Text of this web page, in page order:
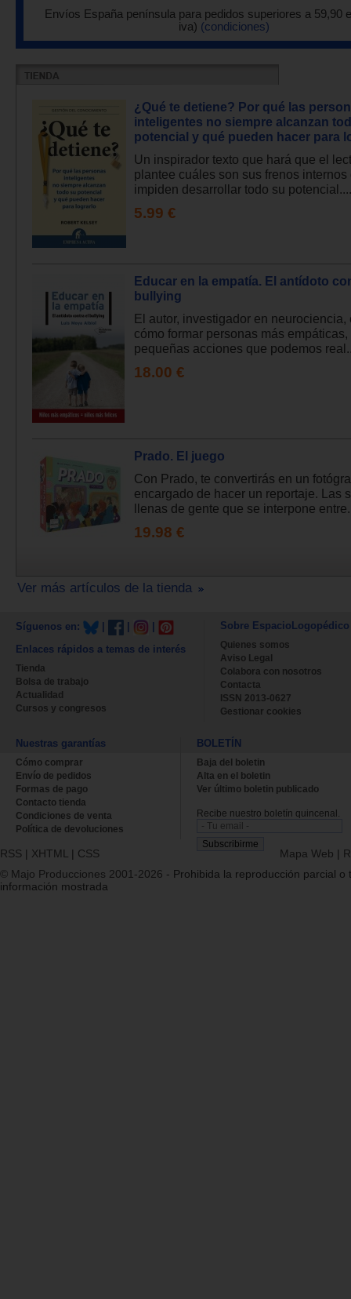
Envíos España península para pedidos superiores a 59,90
iva) (condiciones)
¿Qué te detiene? Por qué las
inteligentes no siempre alcanzan
potencial y qué pueden hacer para
Un inspirador texto que hará que el
plantee cuáles son sus frenos internos
impiden desarrollar todo su potencial....
5.99 €
Educar en la empatía. El antídoto
bullying
El autor, investigador en neurociencia,
cómo formar personas más
pequeñas acciones que podemos
18.00 €
Prado. El juego
Con Prado, te convertirás en un
encargado de hacer un reportaje. Las
llenas de gente que se interpone
19.98 €
Ver más artículos de la tienda
Síguenos en:
Enlaces rápidos a temas de interés
Tienda
Bolsa de trabajo
Actualidad
Cursos y congresos
Sobre EspacioLogopédico
Quienes somos
Aviso Legal
Colabora con nosotros
Contacta
ISSN 2013-0627
Gestionar cookies
Nuestras garantías
Cómo comprar
Envío de pedidos
Formas de pago
Contacto tienda
Condiciones de venta
Política de devoluciones
BOLETÍN
Baja del boletin
Alta en el boletin
Ver último boletin publicado
Recibe nuestro boletín quincenal.
RSS | XHTML | CSS Mapa Web |
© Majo Producciones 2001-2026 - Prohibida la reproducción parcial o
información mostrada